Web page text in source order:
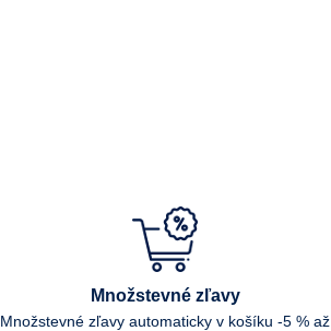
Množstevné zľavy
Množstevné zľavy automaticky v košíku -5 % až